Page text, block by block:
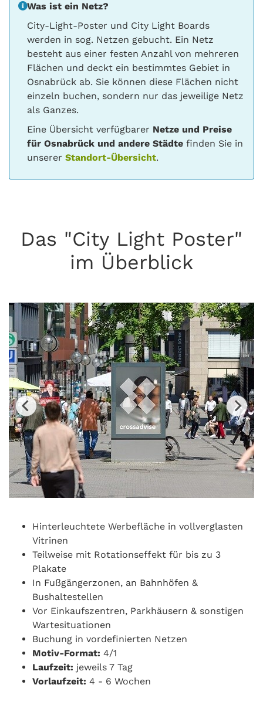
Was ist ein Netz?
City-Light-Poster und City Light Boards
werden in sog. Netzen gebucht. Ein Netz
besteht aus einer festen Anzahl von mehreren
Flächen und deckt ein bestimmtes Gebiet in
Osnabrück ab. Sie können diese Flächen nicht
einzeln buchen, sondern nur das jeweilige Netz
als Ganzes.
Eine Übersicht verfügbarer Netze und Preise
für Osnabrück und andere Städte finden Sie in
unsererStandort-Übersicht.
Das "City Light Poster"
im Überblick
Hinterleuchtete Werbefläche in vollverglasten
Vitrinen
Teilweise mit Rotationseffekt für bis zu 3
Plakate
In Fußgängerzonen, an Bahnhöfen &
Bushaltestellen
Vor Einkaufszentren, Parkhäusern & sonstigen
Wartesituationen
Buchung in vordefinierten Netzen
Motiv-Format: 4/1
Laufzeit: jeweils 7 Tag
Vorlaufzeit: 4 - 6 Wochen